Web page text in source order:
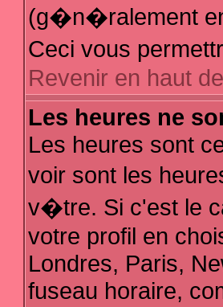
(g�n�ralement
Ceci vous
Revenir en haut
Les heures ne
Les heures sont
voir sont les
v�tre. Si c'est le
votre profil en
Londres, Paris,
fuseau horaire,